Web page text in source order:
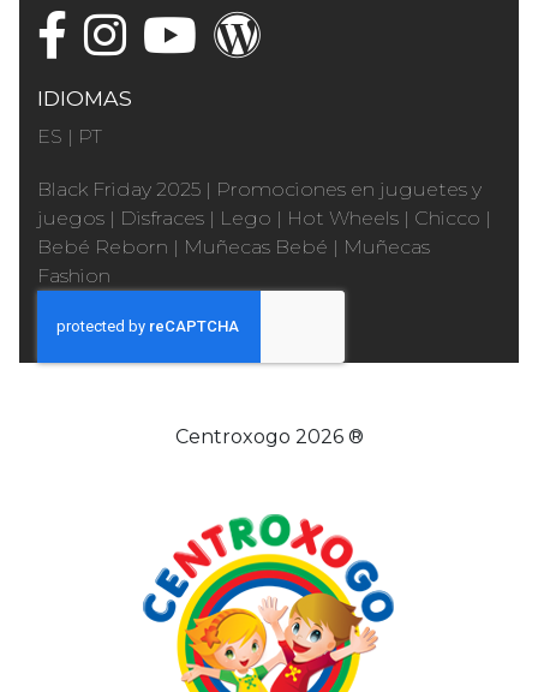
IDIOMAS
ES | PT
Black Friday 2025 | Promociones en juguetes y
juegos | Disfraces | Lego | Hot Wheels | Chicco |
Bebé Reborn | Muñecas Bebé | Muñecas
Fashion
Centroxogo 2026 ®